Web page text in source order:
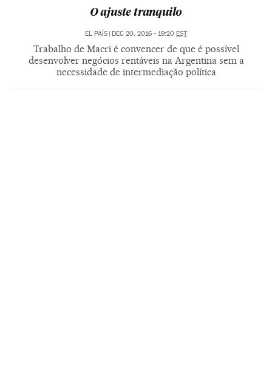
O ajuste tranquilo
EL PAÍS DEC 20, 2016 - 19:20 EST
Trabalho de Macri é convencer de que é possível
desenvolver negócios rentáveis na Argentina sem a
necessidade de intermediação política